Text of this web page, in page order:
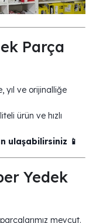
Parça
yıl ve orijinalliğe
ürün ve hızlı
ulaşabilirsiniz 📱
Yedek
mevcut.